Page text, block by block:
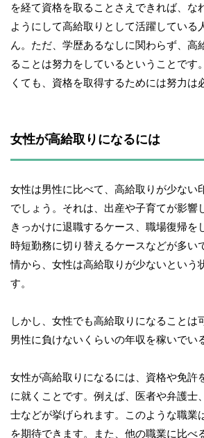
を経て資格を取ることさえできれば、な
ようにして高給取りとして活躍している
ん。ただ、学歴あるなしに関わらず、高
ることは努力をしているということです
くても、資格を取得するためには努力は
女性が高給取りになるには
女性は男性に比べて、高給取りが少ない
でしょう。それは、出産や子育てが影響
きっかけに退職するケース、職場復帰を
時短勤務に切り替えるケースなどが多い
情から、女性は高給取りが少ないという
す。
しかし、女性でも高給取りになることは
男性に負けないくらいの年収を稼いでい
女性が高給取りになるには、資格や免許
に就くことです。例えば、医者や弁護士
士などが挙げられます。このような職業
を期待できます。また、他の職業に比べ